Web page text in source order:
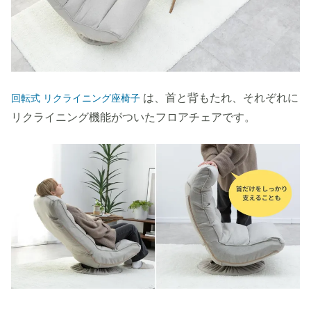
回転式 リクライニング座椅子 は、首と背もたれ、それぞれに
リクライニング機能がついたフロアチェアです。